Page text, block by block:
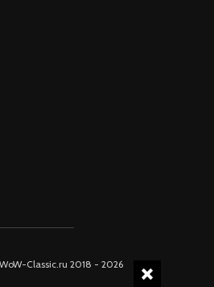
Classic.ru 2018 - 2026